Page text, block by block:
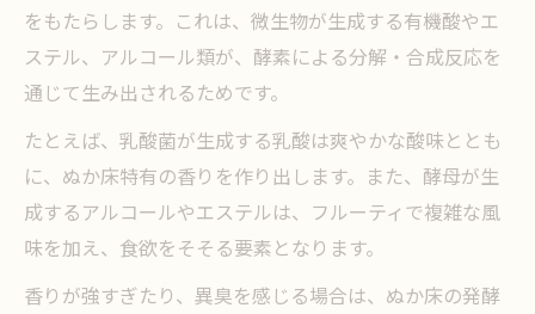
をもたらします。これは、微生物が生成する有機酸やエ
ステル、アルコール類が、酵素による分解・合成反応を
通じて生み出されるためです。
たとえば、乳酸菌が生成する乳酸は爽やかな酸味ととも
に、ぬか床特有の香りを作り出します。また、酵母が生
成するアルコールやエステルは、フルーティで複雑な風
味を加え、食欲をそそる要素となります。
香りが強すぎたり、異臭を感じる場合は、ぬか床の発酵